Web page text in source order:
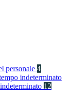
personale 4
indeterminato
12